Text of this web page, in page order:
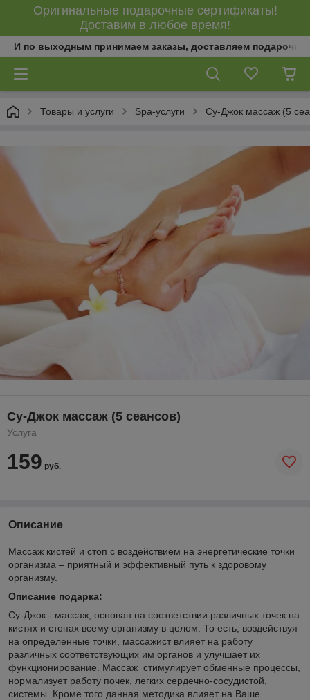
Оригинальные подарочные сертификаты!
Доставим в любое время!
И по выходным принимаем заказы, доставляем
Товары и услуги Spa-услуги Су-Джок массаж (5
Су-Джок массаж (5 сеансов)
Услуга
159 руб.
Описание
Массаж кистей и стоп с воздействием на энергетические точки
организма – приятный и эффективный путь к здоровому
организму.
Описание подарка:
Су-Джок - массаж, основан на соответствии различных точек на
кистях и стопах всему организму в целом. То есть, воздействуя
на определенные точки, массажист влияет на работу
различных соответствующих им органов и улучшает их
функционирование. Массаж стимулирует обменные процессы,
нормализует работу почек, легких сердечно-сосудистой,
системы. Кроме того данная методика влияет на Ваше